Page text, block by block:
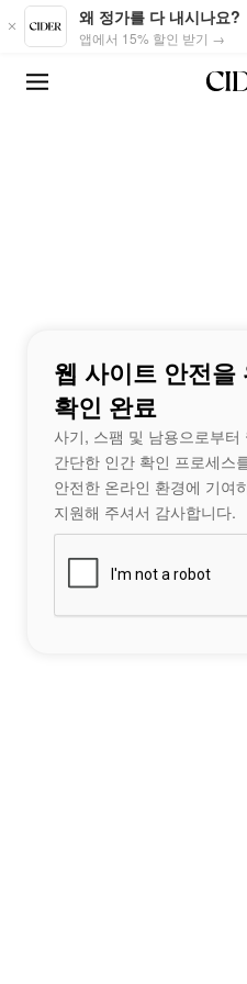
Skip to main content
왜 정가를 다 내시나요?
앱에서 15% 할인 받기 →
웹 사이트 안전을
확인 완료
사기, 스팸 및 남용으로부
간단한 인간 확인 프로세스
안전한 온라인 환경에 기여
지원해 주셔서 감사합니다.